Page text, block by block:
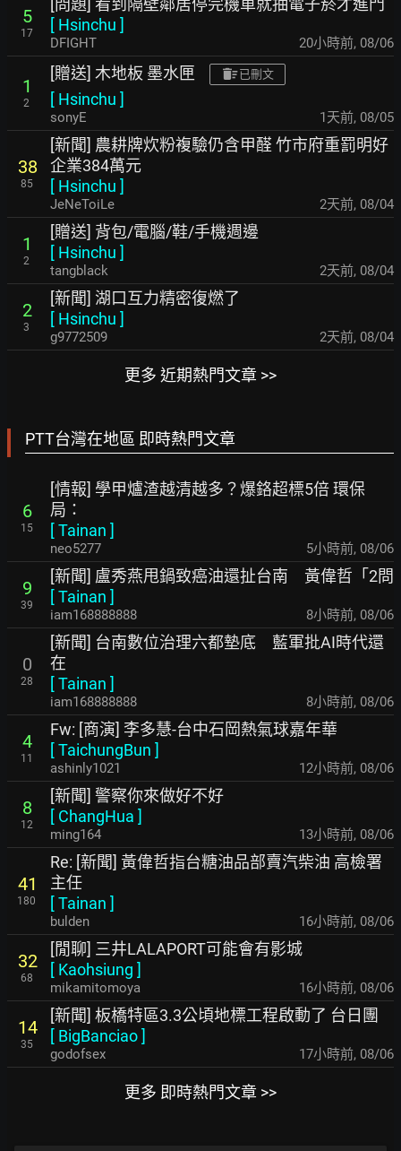
5
17
[問題] 看到隔壁鄰居停完機車就抽電子菸才進門
[ Hsinchu ]
DFIGHT 20小時前, 08/06
1
2
[贈送] 木地板 墨水匣 已刪文
[ Hsinchu ]
sonyE 1天前, 08/05
38
85
[新聞] 農耕牌炊粉複驗仍含甲醛 竹市府重罰明好
企業384萬元
[ Hsinchu ]
JeNeToiLe 2天前, 08/04
1
2
[贈送] 背包/電腦/鞋/手機週邊
[ Hsinchu ]
tangblack 2天前, 08/04
2
3
[新聞] 湖口互力精密復燃了
[ Hsinchu ]
g9772509 2天前, 08/04
更多 近期熱門文章 >>
PTT台灣在地區 即時熱門文章
6
15
[情報] 學甲爐渣越清越多？爆鉻超標5倍 環保
局：
[Tainan ]
neo5277 5小時前, 08/06
9
39
[新聞] 盧秀燕甩鍋致癌油還扯台南 黃偉哲「2問
[Tainan ]
iam168888888 8小時前, 08/06
0
28
[新聞] 台南數位治理六都墊底 藍軍批AI時代還
在
[Tainan ]
iam168888888 8小時前, 08/06
4
11
Fw: [商演] 李多慧-台中石岡熱氣球嘉年華
[TaichungBun ]
ashinly1021 12小時前, 08/06
8
12
[新聞] 警察你來做好不好
[ ChangHua ]
ming164 13小時前, 08/06
41
180
Re: [新聞] 黃偉哲指台糖油品部賣汽柴油 高檢署
主任
[Tainan ]
bulden 16小時前, 08/06
32
68
[閒聊] 三井LALAPORT可能會有影城
[ Kaohsiung ]
mikamitomoya 16小時前, 08/06
14
35
[新聞] 板橋特區3.3公頃地標工程啟動了 台日團
[ BigBanciao]
godofsex 17小時前, 08/06
更多 即時熱門文章 >>